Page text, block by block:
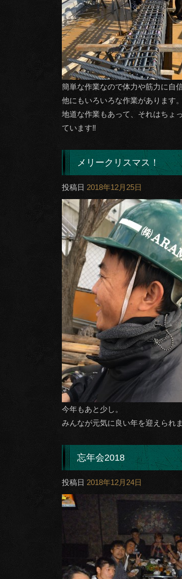
簡単な作業なので体力や筋力に自
他にもいろいろな作業があります
地道な作業もあって、それはちょ
ています‼
メリークリスマス！
投稿日 2018年12月25日
今年もあと少し。
みんなが元気に良い年を迎えられ
忘年会2018
投稿日 2018年12月24日